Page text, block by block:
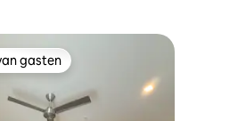
gasten
gasten